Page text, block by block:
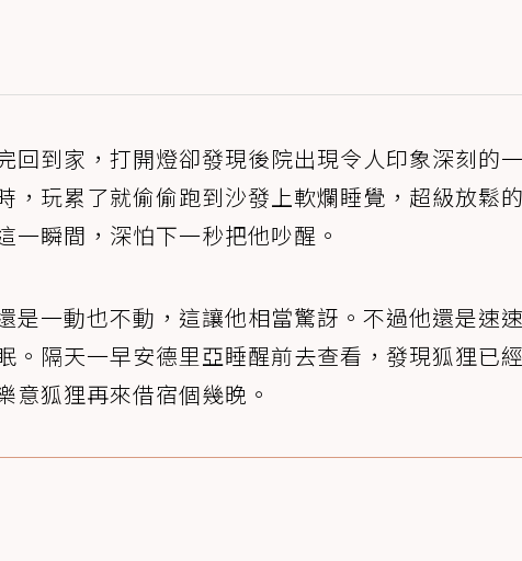
回到家，打開燈卻發現後院出現令人印象深刻的一
，玩累了就偷偷跑到沙發上軟爛睡覺，超級放鬆
一瞬間，深怕下一秒把他吵醒。
是一動也不動，這讓他相當驚訝。不過他還是速
。隔天一早安德里亞睡醒前去查看，發現狐狸已
意狐狸再來借宿個幾晚。